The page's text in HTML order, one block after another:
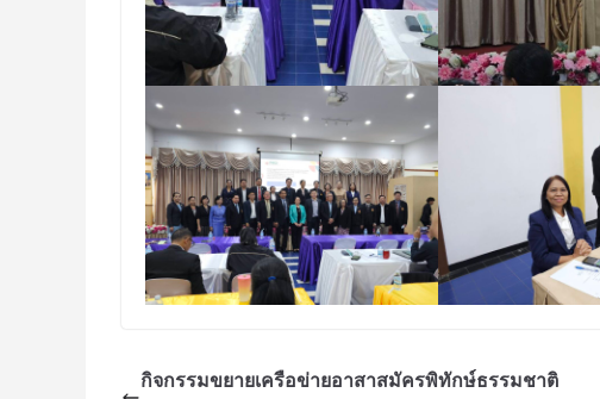
กิจกรรมขยายเครือข่ายอาสาสมัครพิทักษ์ธรรมชาติ